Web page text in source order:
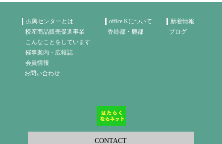
振興センターとは
授産商品販売促進事業
こんなことをしています
催事案内・広報誌
会員情報
お問い合わせ
office Kについて
香鈴都・鹿都
新着情報
ブログ
CONTACT